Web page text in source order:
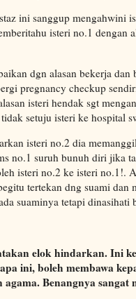
ini sanggup mengahwini
isteri no.1 dengan
dgn alasan bekerja dan
pregnancy checkup
isteri hendak sgt
setuju isteri ke hospital
isteri no.2 dia
no.1 suruh bunuh diri jika
isteri no.2 ke isteri no.1!.
tertekan dng suami dan
suaminya tetapi dinasihati
elok hindarkan. Ini
ini, boleh membawa
Benangnya sangat